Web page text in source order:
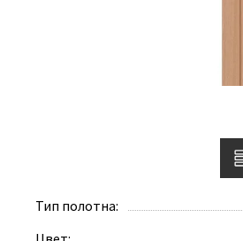
Тип полотна: